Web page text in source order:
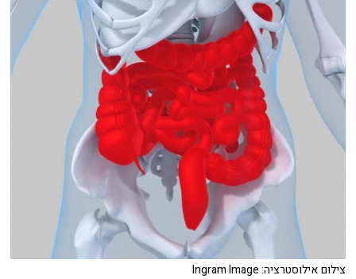
צילום אילוסטרציה: Ingram Image